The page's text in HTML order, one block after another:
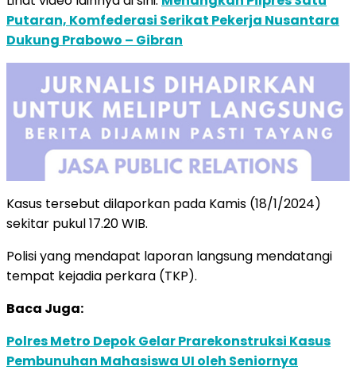
Putaran, Komfederasi Serikat Pekerja Nusantara
Dukung Prabowo – Gibran
Kasus tersebut dilaporkan pada Kamis (18/1/2024)
sekitar pukul 17.20 WIB.
Polisi yang mendapat laporan langsung mendatangi
tempat kejadia perkara (TKP).
Baca Juga:
Polres Metro Depok Gelar Prarekonstruksi Kasus
Pembunuhan Mahasiswa UI oleh Seniornya